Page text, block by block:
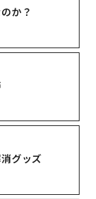
か？
グッズ